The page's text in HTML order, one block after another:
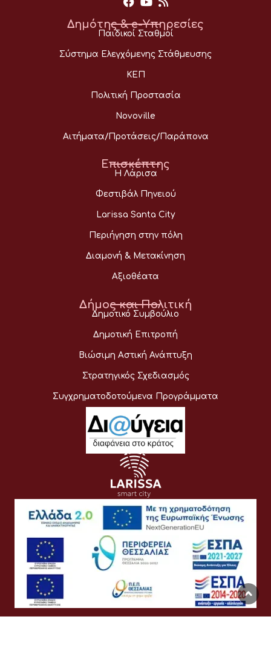
Δημότης & e-Υπηρεσίες
Παιδικοί Σταθμοί
Σύστημα Ελεγχόμενης Στάθμευσης
ΚΕΠ
Πολιτική Προστασία
Novoville
Αιτήματα/Προτάσεις/Παράπονα
Επισκέπτης
Η Λάρισα
Φεστιβάλ Πηνειού
Larissa Santa City
Περιήγηση στην πόλη
Διαμονή & Μετακίνηση
Αξιοθέατα
Δήμος και Πολιτική
Δημοτικό Συμβούλιο
Δημοτική Επιτροπή
Βιώσιμη Αστική Ανάπτυξη
Στρατηγικός Σχεδιασμός
Συγχρηματοδοτούμενα Προγράμματα